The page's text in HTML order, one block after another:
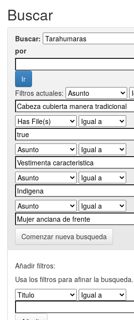
Buscar
Buscar:
por
Filtros actuales:
Comenzar nueva busqueda
Añadir filtros:
Usa los filtros para afinar la busqueda.